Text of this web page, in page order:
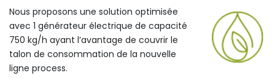
Nous proposons une solution optimisée
avec 1 générateur électrique de capacité
750 kg/h ayant l’avantage de couvrir le
talon de consommation de la nouvelle
ligne process.